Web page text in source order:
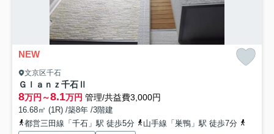
NEW
文京区千石
Ｇｌａｎｚ千石Ⅱ
8万円～8.1万円 管理/共益費3,000円
16.68㎡ (1R) /築8年 /3階建
都営三田線「千石」駅 徒歩5分
山手線「巣鴨」駅 徒歩7分